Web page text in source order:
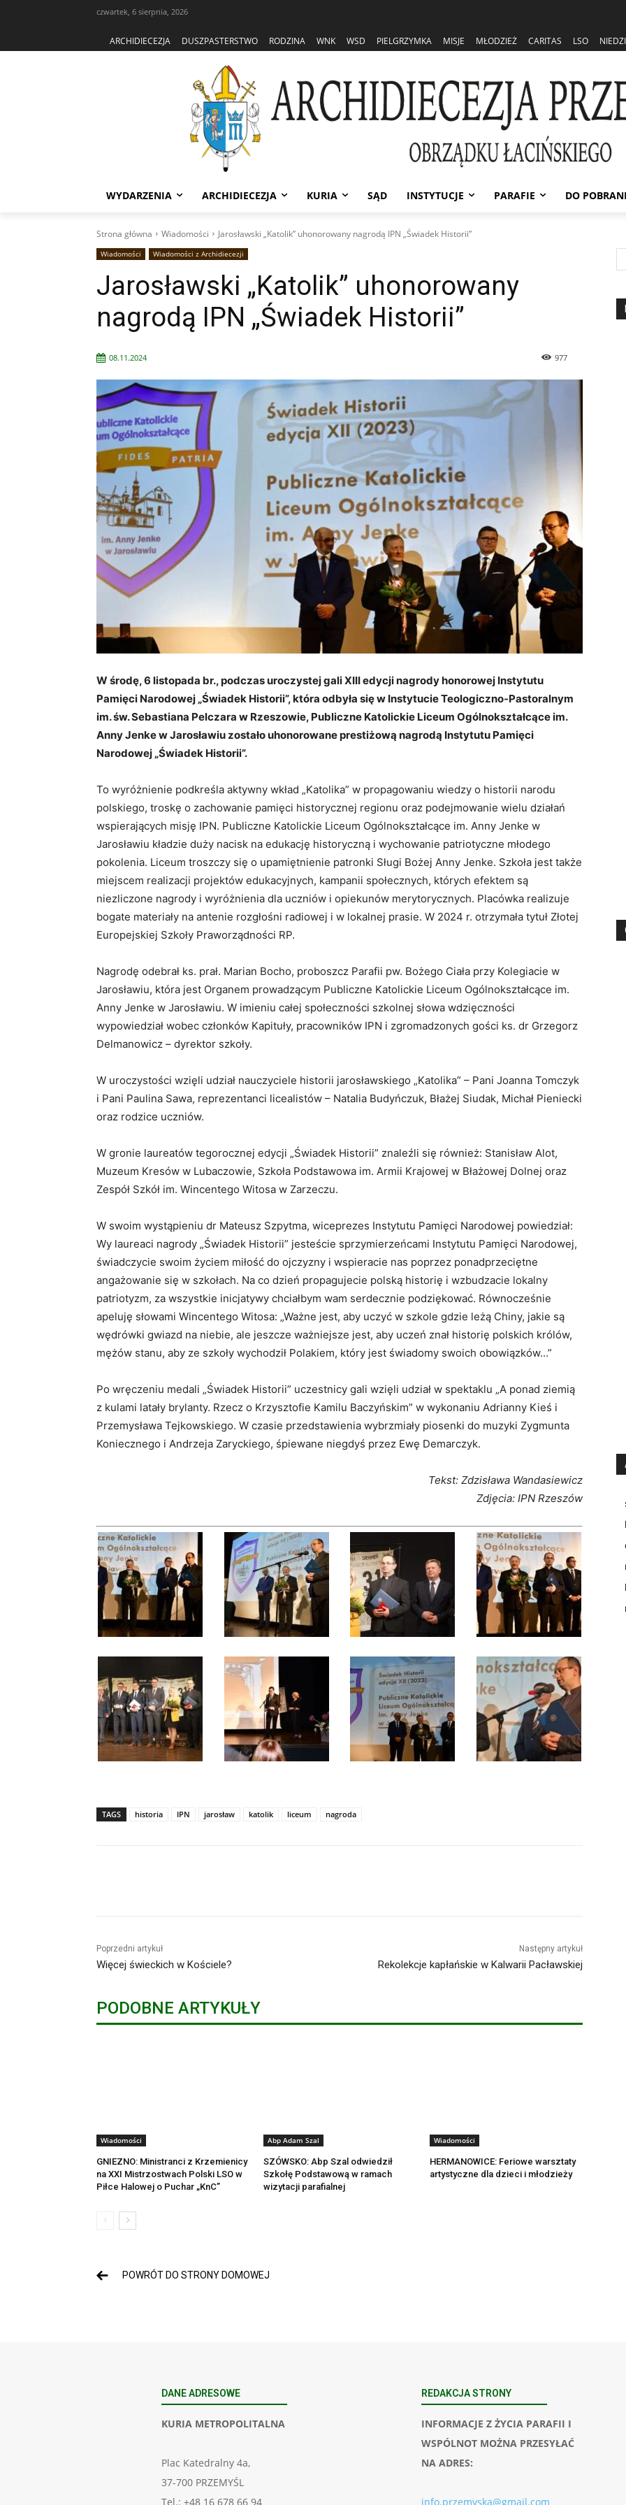
czwartek, 6 sierpnia, 2026
ARCHIDIECEZJA DUSZPASTERSTWO RODZINA WNK WSD PIELGRZYMKA MISJE MŁODZIEŻ CARITAS LSO
WYDARZENIA ARCHIDIECEZJA KURIA SĄD INSTYTUCJE PARAFIE DO
Strona główna Wiadomości Jarosławski „Katolik” uhonorowany nagrodą IPN „Świadek Historii”
Wiadomości Wiadomości z Archidiecezji
Jarosławski „Katolik” uhonorowany
nagrodą IPN „Świadek Historii”
08.11.2024 977
W środę, 6 listopada br., podczas uroczystej gali XIII edycji nagrody honorowej Instytutu
Pamięci Narodowej „Świadek Historii”, która odbyła się w Instytucie Teologiczno-Pastoralnym
im. św. Sebastiana Pelczara w Rzeszowie, Publiczne Katolickie Liceum Ogólnokształcące im.
Anny Jenke w Jarosławiu zostało uhonorowane prestiżową nagrodą Instytutu Pamięci
Narodowej „Świadek Historii”.
To wyróżnienie podkreśla aktywny wkład „Katolika” w propagowaniu wiedzy o historii narodu
polskiego, troskę o zachowanie pamięci historycznej regionu oraz podejmowanie wielu działań
wspierających misję IPN. Publiczne Katolickie Liceum Ogólnokształcące im. Anny Jenke w
Jarosławiu kładzie duży nacisk na edukację historyczną i wychowanie patriotyczne młodego
pokolenia. Liceum troszczy się o upamiętnienie patronki Sługi Bożej Anny Jenke. Szkoła jest także
miejscem realizacji projektów edukacyjnych, kampanii społecznych, których efektem są
niezliczone nagrody i wyróżnienia dla uczniów i opiekunów merytorycznych. Placówka realizuje
bogate materiały na antenie rozgłośni radiowej i w lokalnej prasie. W 2024 r. otrzymała tytuł Złotej
Europejskiej Szkoły Praworządności RP.
Nagrodę odebrał ks. prał. Marian Bocho, proboszcz Parafii pw. Bożego Ciała przy Kolegiacie w
Jarosławiu, która jest Organem prowadzącym Publiczne Katolickie Liceum Ogólnokształcące im.
Anny Jenke w Jarosławiu. W imieniu całej społeczności szkolnej słowa wdzięczności
wypowiedział wobec członków Kapituły, pracowników IPN i zgromadzonych gości ks. dr Grzegorz
Delmanowicz – dyrektor szkoły.
W uroczystości wzięli udział nauczyciele historii jarosławskiego „Katolika” – Pani Joanna Tomczyk
i Pani Paulina Sawa, reprezentanci licealistów – Natalia Budyńczuk, Błażej Siudak, Michał Pieniecki
oraz rodzice uczniów.
W gronie laureatów tegorocznej edycji „Świadek Historii” znaleźli się również: Stanisław Alot,
Muzeum Kresów w Lubaczowie, Szkoła Podstawowa im. Armii Krajowej w Błażowej Dolnej oraz
Zespół Szkół im. Wincentego Witosa w Zarzeczu.
W swoim wystąpieniu dr Mateusz Szpytma, wiceprezes Instytutu Pamięci Narodowej powiedział:
Wy laureaci nagrody „Świadek Historii” jesteście sprzymierzeńcami Instytutu Pamięci Narodowej,
świadczycie swoim życiem miłość do ojczyzny i wspieracie nas poprzez ponadprzeciętne
angażowanie się w szkołach. Na co dzień propagujecie polską historię i wzbudzacie lokalny
patriotyzm, za wszystkie inicjatywy chciałbym wam serdecznie podziękować. Równocześnie
apeluję słowami Wincentego Witosa: „Ważne jest, aby uczyć w szkole gdzie leżą Chiny, jakie są
wędrówki gwiazd na niebie, ale jeszcze ważniejsze jest, aby uczeń znał historię polskich królów,
mężów stanu, aby ze szkoły wychodził Polakiem, który jest świadomy swoich obowiązków…”
Po wręczeniu medali „Świadek Historii” uczestnicy gali wzięli udział w spektaklu „A ponad ziemią
z kulami latały brylanty. Rzecz o Krzysztofie Kamilu Baczyńskim” w wykonaniu Adrianny Kieś i
Przemysława Tejkowskiego. W czasie przedstawienia wybrzmiały piosenki do muzyki Zygmunta
Koniecznego i Andrzeja Zaryckiego, śpiewane niegdyś przez Ewę Demarczyk.
Tekst: Zdzisława Wandasiewicz
Zdjęcia: IPN Rzeszów
TAGS historia IPN jarosław katolik liceum nagroda
Poprzedni artykuł
Więcej świeckich w Kościele?
Następny artykuł
Rekolekcje kapłańskie w Kalwarii Pacławskiej
PODOBNE ARTYKUŁY
Wiadomości
GNIEZNO: Ministranci z Krzemienicy
na XXI Mistrzostwach Polski LSO w
Piłce Halowej o Puchar „KnC”
Abp Adam Szal
SZÓWSKO: Abp Szal odwiedził
Szkołę Podstawową w ramach
wizytacji parafialnej
Wiadomości
HERMANOWICE: Feriowe warsztaty
artystyczne dla dzieci i młodzieży
POWRÓT DO STRONY DOMOWEJ
DANE ADRESOWE
KURIA METROPOLITALNA
Plac Katedralny 4a,
37-700 PRZEMYŚL
Tel.: +48 16 678 66 94
REDAKCJA STRONY
INFORMACJE Z ŻYCIA PARAFII I
WSPÓLNOT MOŻNA PRZESYŁAĆ
NA ADRES:
info.przemyska@gmail.com